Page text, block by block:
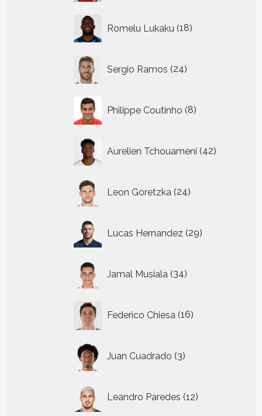
Romelu Lukaku 18
producten
Sergio Ramos 24
producten
Philippe Coutinho 8
producten
Aurelien Tchouameni 42
producten
Leon Goretzka 24
producten
Lucas Hernandez 29
producten
Jamal Musiala 34
producten
Federico Chiesa 16
producten
Juan Cuadrado 3
producten
Leandro Paredes 12
producten